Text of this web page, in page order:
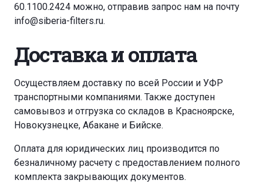
60.1100.2424 можно, отправив запрос нам на почту
info@siberia-filters.ru.
Доставка и оплата
Осуществляем доставку по всей России и УФР
транспортными компаниями. Также доступен
самовывоз и отгрузка со складов в Красноярске,
Новокузнецке, Абакане и Бийске.
Оплата для юридических лиц производится по
безналичному расчету с предоставлением полного
комплекта закрывающих документов.